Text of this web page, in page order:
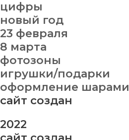
цифры
новый год
23 февраля
8 марта
фотозоны
игрушки/подарки
оформление шарами
сайт создан
2022